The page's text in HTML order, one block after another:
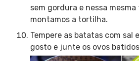
sem gordura e nessa
montamos a tortilha.
Tempere as batatas com sal
gosto e junte os ovos